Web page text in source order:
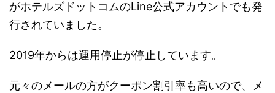
がホテルズドットコムのLine公式アカウントでも発
行されていました。
2019年からは運用停止が停止しています。
元々のメールの方がクーポン割引率も高いので、メ